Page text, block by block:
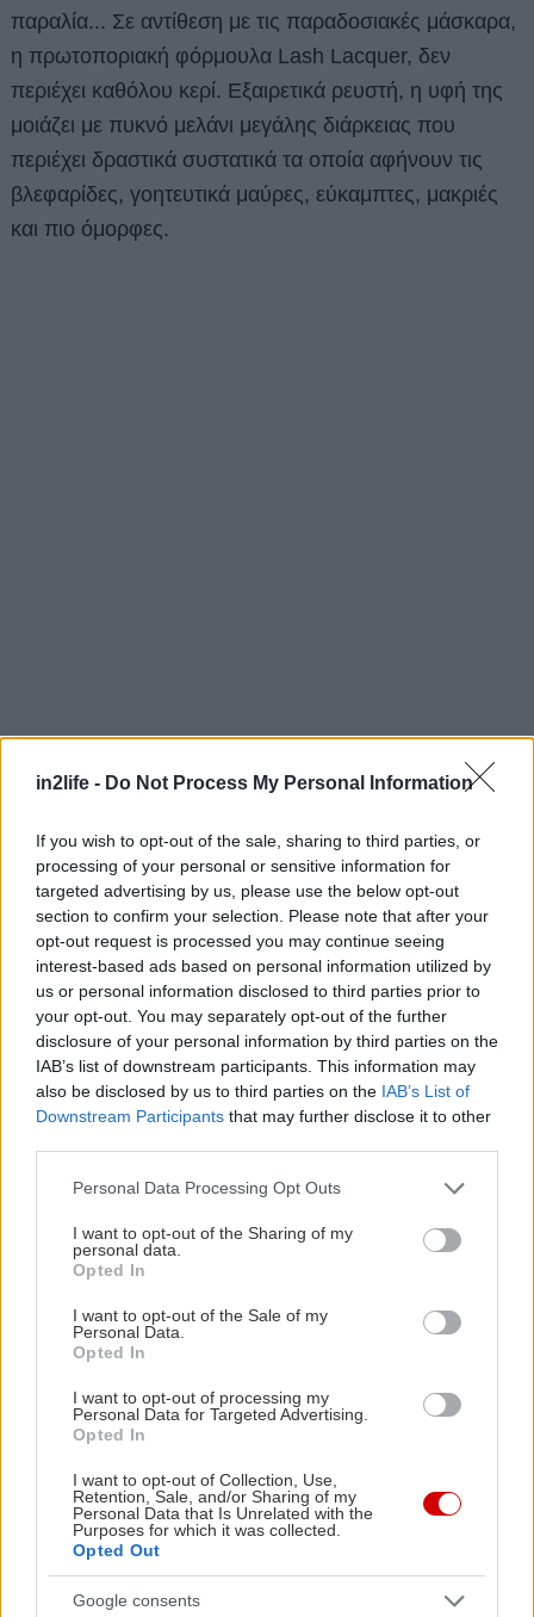
in2life - Do Not Process My Personal Information
If you wish to opt-out of the sale, sharing to third parties, or
processing of your personal or sensitive information for
targeted advertising by us, please use the below opt-out
section to confirm your selection. Please note that after your
opt-out request is processed you may continue seeing
interest-based ads based on personal information utilized by
us or personal information disclosed to third parties prior to
your opt-out. You may separately opt-out of the further
disclosure of your personal information by third parties on the
IAB’s list of downstream participants. This information may
also be disclosed by us to third parties on the IAB’s List of
Downstream Participants that may further disclose it to other
Please note that this website/app uses one or more Google
not limited to your visit or usage behaviour. You may click to
grant or deny consent to Google and its third-party tags to
use your data for below specified purposes in below Google
consent section.
Personal Data Processing Opt Outs
I want to opt-out of the Sharing of my
personal data.
Opted In
I want to opt-out of the Sale of my
Personal Data.
Opted In
I want to opt-out of processing my
Personal Data for Targeted Advertising.
Opted In
I want to opt-out of Collection, Use,
Retention, Sale, and/or Sharing of my
Personal Data that Is Unrelated with the
Purposes for which it was collected.
Opted Out
Google consents
παραλία... Σε αντίθεση με τις παραδοσιακές μάσκαρα,
η πρωτοποριακή φόρμουλα Lash Lacquer, δεν
περιέχει καθόλου κερί. Εξαιρετικά ρευστή, η υφή της
μοιάζει με πυκνό μελάνι μεγάλης διάρκειας που
περιέχει δραστικά συστατικά τα οποία αφήνουν τις
βλεφαρίδες, γοητευτικά μαύρες, εύκαμπτες, μακριές
και πιο όμορφες.
Ευφροσύνη Πολυζώη
Δημοσιογράφος, life style blogger και travel enthuasiast,
με προϋπηρεσία στην τηλεόραση, στο ραδιόφωνο και στα